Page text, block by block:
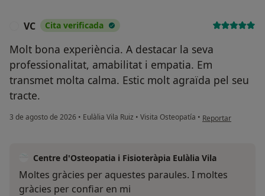
VC Cita verificada
Molt bona experiència. A destacar la seva
professionalitat, amabilitat i empatia. Em
transmet molta calma. Estic molt agraïda pel seu
tracte.
3 de agosto de 2026 • Eulàlia Vila Ruiz • Visita Osteopatía • en opinión del
Reportar
Centre d'Osteopatia i Fisioteràpia Eulàlia Vila
Moltes gràcies per aquestes paraules. I moltes
gràcies per confiar en mi